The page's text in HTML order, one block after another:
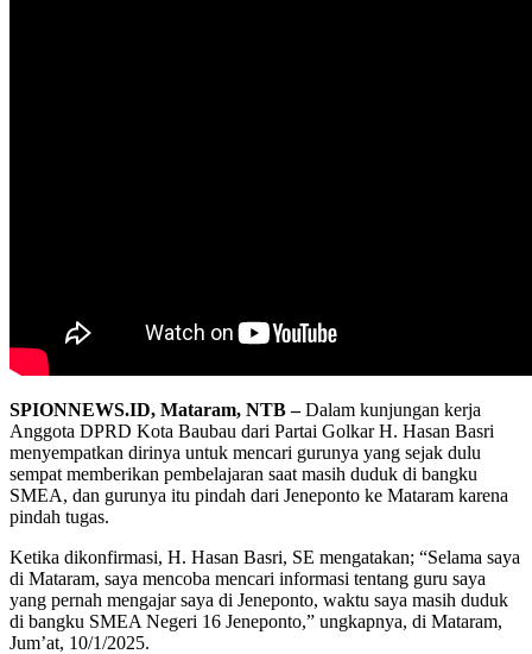
SPIONNEWS.ID, Mataram, NTB –Dalam kunjungan kerja
Anggota DPRD Kota Baubau dari Partai Golkar H. Hasan Basri
menyempatkan dirinya untuk mencari gurunya yang sejak dulu
sempat memberikan pembelajaran saat masih duduk di bangku
SMEA, dan gurunya itu pindah dari Jeneponto ke Mataram karena
pindah tugas.
Ketika dikonfirmasi, H. Hasan Basri, SE mengatakan; “Selama saya
di Mataram, saya mencoba mencari informasi tentang guru saya
yang pernah mengajar saya di Jeneponto, waktu saya masih duduk
di bangku SMEA Negeri 16 Jeneponto,” ungkapnya, di Mataram,
Jum’at, 10/1/2025.